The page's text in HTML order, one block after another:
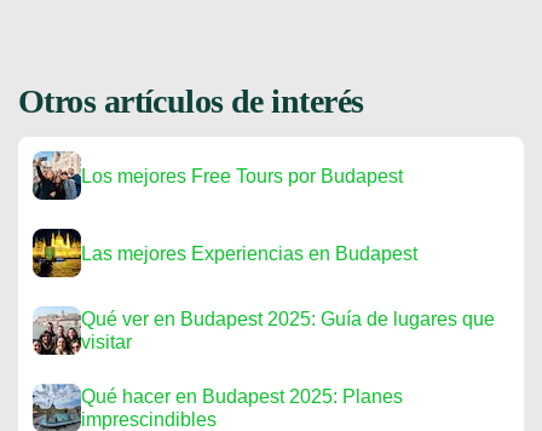
Otros artículos de interés
Los mejores Free Tours por Budapest
Las mejores Experiencias en Budapest
Qué ver en Budapest 2025: Guía de lugares que
visitar
Qué hacer en Budapest 2025: Planes
imprescindibles